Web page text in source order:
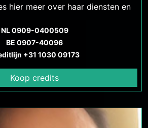
hier meer over haar diensten en
NL 0909-0400509
BE 0907-40096
+31 1030 09173
Koop credits